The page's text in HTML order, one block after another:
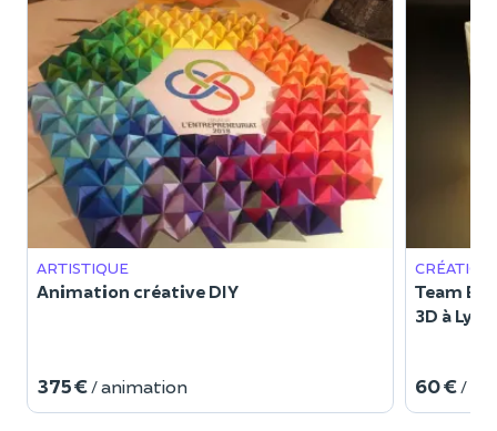
ARTISTIQUE
Animation créative DIY
375 € / animation
CRÉATION
Team
3D à Lyon
60 € /